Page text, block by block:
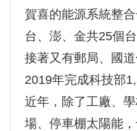
賀喜的能源系統整
台、澎、金共25個
接著又有郵局、國
2019年完成科技部
近年，除了工廠、
場、停車棚太陽能